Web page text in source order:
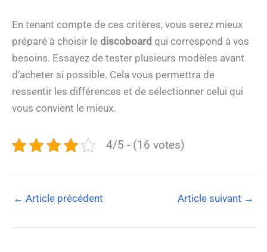
En tenant compte de ces critères, vous serez mieux
préparé à choisir le discoboard qui correspond à vos
besoins. Essayez de tester plusieurs modèles avant
d’acheter si possible. Cela vous permettra de
ressentir les différences et de sélectionner celui qui
vous convient le mieux.
4/5 - (16 votes)
← Article précédent Article suivant →